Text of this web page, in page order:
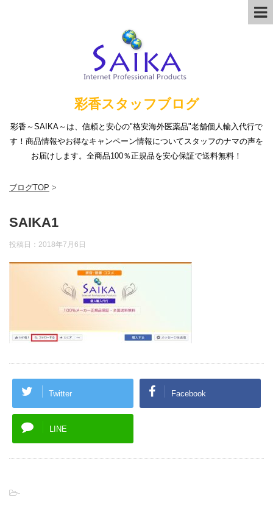
彩香スタッフブログ
彩香～SAIKA～は、信頼と安心の"格安海外医薬品"老舗個人輸入代行で
す！商品情報やお得なキャンペーン情報についてスタッフのナマの声を
お届けします。全商品100％正規品を安心保証で送料無料！
ブログTOP >
SAIKA1
投稿日： 2018年7月6日
Twitter Facebook
LINE
-